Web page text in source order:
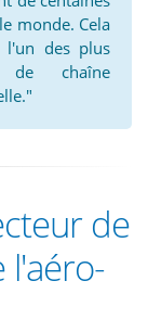
monde. Cela
l'un des plus
de chaîne
de
l'aéro-